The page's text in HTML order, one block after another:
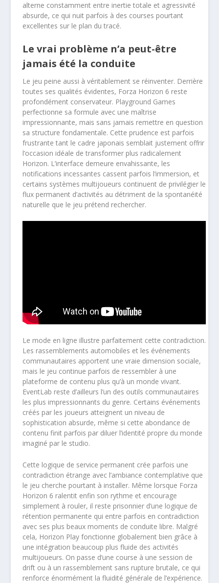
alterne constamment entre inertie totale et agressivité
absurde, ce qui nuit parfois à des courses pourtant
excellentes sur le plan du tracé.
Le vrai problème n’a peut-être
jamais été la conduite
Le jeu peine aussi à véritablement se réinventer. Derrière
toutes ses qualités évidentes, Forza Horizon 6 reste
profondément conservateur. Playground Games
perfectionne sa formule avec une maîtrise
impressionnante, mais sans jamais remettre en question
sa structure fondamentale. Cette prudence est parfois
frustrante tant le cadre japonais semblait justement offrir
l’occasion idéale de transformer plus radicalement
Horizon. L’interface demeure envahissante, les
notifications incessantes cassent parfois l’immersion, et
certains systèmes multijoueurs continuent de privilégier le
flux permanent d’activités au détriment de la spontanéité
naturelle que le jeu prétend rechercher.
Le mode en ligne illustre parfaitement cette contradiction.
Les rassemblements automobiles et les événements
communautaires apportent une vraie dimension sociale,
mais le jeu continue parfois de ressembler à une
plateforme de contenu plus qu’à un monde vivant.
EventLab reste d’ailleurs l’un des outils communautaires
les plus impressionnants du genre. Certains événements
créés par les joueurs atteignent un niveau de
sophistication absurde, même si cette abondance de
contenu finit parfois par diluer l’identité propre du monde
imaginé par le studio.
Cette logique de service permanent crée parfois une
contradiction étrange avec l’ambiance contemplative que
le jeu cherche pourtant à installer. Même lorsque Forza
Horizon 6 ralentit enfin son rythme et encourage
simplement à rouler, il reste prisonnier d’une logique de
rétention permanente qui entre parfois en contradiction
avec ses plus beaux moments de conduite libre. Malgré
cela, Horizon Play fonctionne globalement bien grâce à
une intégration beaucoup plus fluide des activités
multijoueurs. On passe d’une course à une session de
drift ou à un rassemblement sans rupture brutale, ce qui
renforce énormément la fluidité générale de l’expérience.